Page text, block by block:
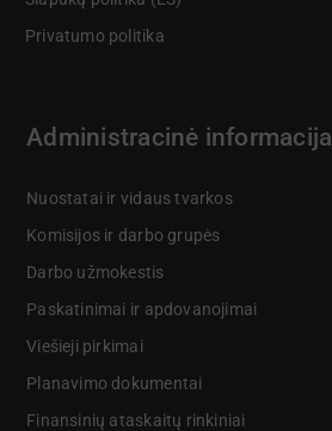
Privatumo politika
Administracinė informacija
Nuostatai ir vidaus tvarkos
Komisijos ir darbo grupės
Darbo užmokestis
Paskatinimai ir apdovanojimai
Viešieji pirkimai
Planavimo dokumentai
Finansinių ataskaitų rinkiniai